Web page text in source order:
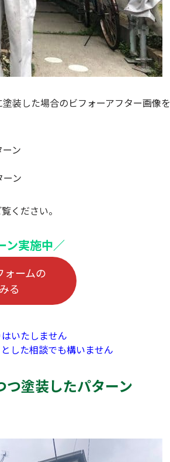
装した場合のビフォーアフター画像を
ン
ーン
ください。
ン実施中／
ォームの
る
いたしません
した相談でも構いません
塗装したパターン